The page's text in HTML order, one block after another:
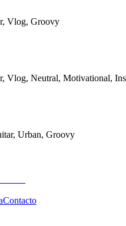
Vlog, Groovy
Vlog, Neutral, Motivational,
Urban, Groovy
Contacto